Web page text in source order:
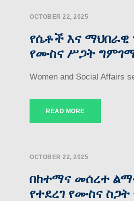
OCTOBER 22, 2025
የሴቶች እና ማህበራዊ
የሙስና ሥጋት
Women and Social Affairs
READ MORE
OCTOBER 22, 2025
በከተማና መሰረተ
የተደረገ የሙስና ስጋት